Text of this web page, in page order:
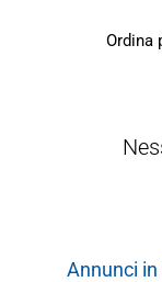
Ordina
Annunci